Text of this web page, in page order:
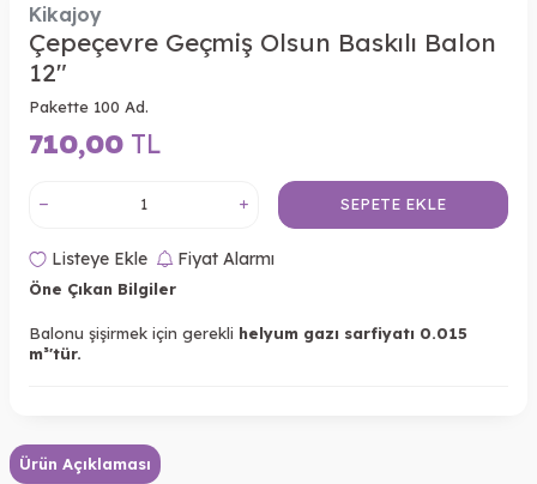
Kikajoy
Çepeçevre Geçmiş Olsun Baskılı Balon
12"
Pakette 100 Ad.
710,00 TL
SEPETE EKLE
Listeye Ekle Fiyat Alarmı
Öne Çıkan Bilgiler
Balonu şişirmek için gerekli helyum gazı sarfiyatı 0.015
m³'tür.
Ürün Açıklaması